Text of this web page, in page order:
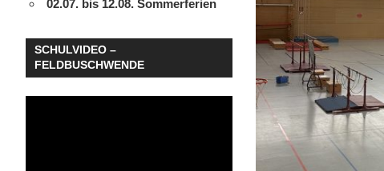
02.07. bis 12.08. Sommerferien
SCHULVIDEO –
FELDBUSCHWENDE